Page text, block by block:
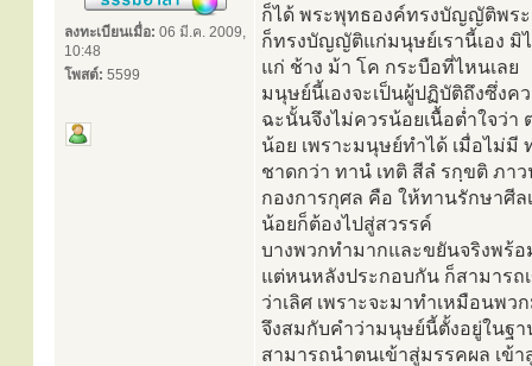
ลงทะเบียนเมื่อ: 06 มี.ค. 2009,
10:48
โพสต์: 5599
ก็ได้ พระพุทธองค์ทรงบัญญัติพร
ก็ทรงบัญญัติแก่มนุษย์เรานี้เอง
แก่ ช้าง ม้า โค กระบือที่ไหนเลย
มนุษย์นี้เองจะเป็นผู้ปฏิบัติถึงซึ่งค
ฉะนั้นจึงไม่ควรน้อยเนื้อต่ำใจว่
น้อย เพราะมนุษย์ทำได้ เมื่อไม่มี
ชาดกว่า ทานํ เทติ สีลํ รกฺขติ ภา
กองการกุศล คือ ให้ทานรักษาศี
น้อยก็ต้องไปสู่สวรรค์
บางพวกทำมากและขยันจริงพร้
แต่หนหลังประกอบกัน ก็สามารถ
ว่าเลิศ เพราะจะมาทำเหมือนพว
จึงสมกับคำว่ามนุษย์นี้ตั้งอยู่ในฐา
สามารถนำตนเข้าสู่มรรคผล เข้